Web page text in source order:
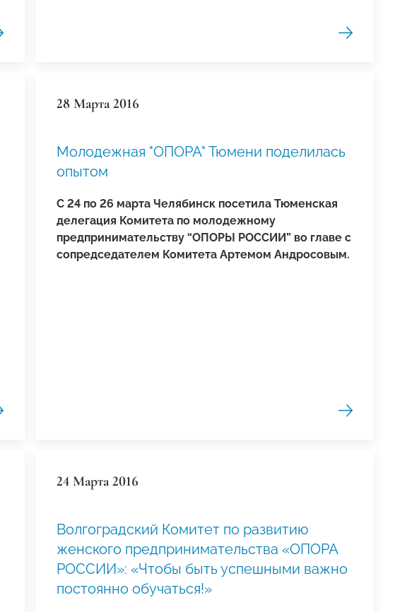
28 Марта 2016
Молодежная "ОПОРА" Тюмени поделилась
опытом
С 24 по 26 марта Челябинск посетила Тюменская
делегация Комитета по молодежному
предпринимательству “ОПОРЫ РОССИИ” во главе с
сопредседателем Комитета Артемом Андросовым.
24 Марта 2016
Волгоградский Комитет по развитию
женского предпринимательства «ОПОРА
РОССИИ»: «Чтобы быть успешными важно
постоянно обучаться!»